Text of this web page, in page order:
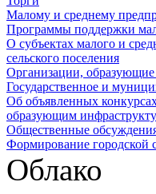
Малому и среднему
Программы поддержки
О субъектах малого и
сельского поселения
Организации, образующие
Государственное и
Об объявленных
образующим
Общественные
Формирование городской
Облако